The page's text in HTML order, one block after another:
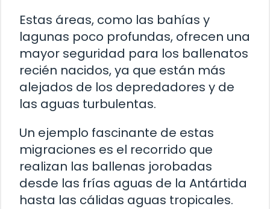
Estas áreas, como las bahías y
lagunas poco profundas, ofrecen una
mayor seguridad para los ballenatos
recién nacidos, ya que están más
alejados de los depredadores y de
las aguas turbulentas.
Un ejemplo fascinante de estas
migraciones es el recorrido que
realizan las ballenas jorobadas
desde las frías aguas de la Antártida
hasta las cálidas aguas tropicales.